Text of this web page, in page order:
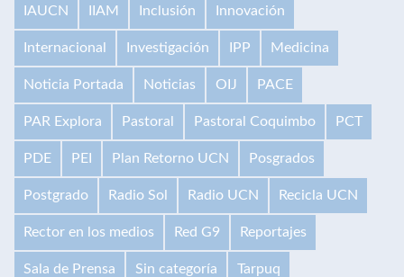
IAUCN IIAM Inclusión Innovación
Internacional Investigación IPP Medicina
Noticia Portada Noticias OIJ PACE
PAR Explora Pastoral Pastoral Coquimbo PCT
PDE PEI Plan Retorno UCN Posgrados
Postgrado Radio Sol Radio UCN Recicla UCN
Rector en los medios Red G9 Reportajes
Sala de Prensa Sin categoría Tarpuq